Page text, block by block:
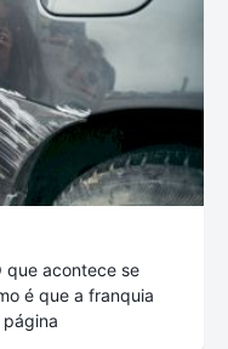
que acontece se
é que a franquia